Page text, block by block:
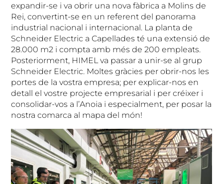
expandir-se i va obrir una nova fàbrica a Molins de
Rei, convertint-se en un referent del panorama
industrial nacional i internacional. La planta de
Schneider Electric a Capellades té una extensió de
28.000 m2 i compta amb més de 200 empleats.
Posteriorment, HIMEL va passar a unir-se al grup
Schneider Electric. Moltes gràcies per obrir-nos les
portes de la vostra empresa; per explicar-nos en
detall el vostre projecte empresarial i per créixer i
consolidar-vos a l’Anoia i especialment, per posar la
nostra comarca al mapa del món!